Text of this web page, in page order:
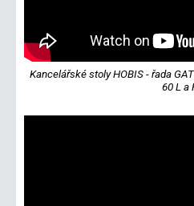
Kancelářské stoly HOBIS - řada
60 L a